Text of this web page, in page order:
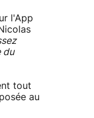
l'App
du
tout
au